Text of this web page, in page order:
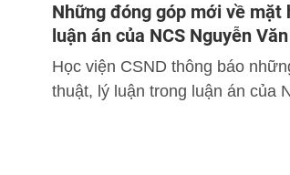
Những đóng góp mới về
luận án của NCS Nguyễn
Học viện CSND thông báo
thuật, lý luận trong luận án của